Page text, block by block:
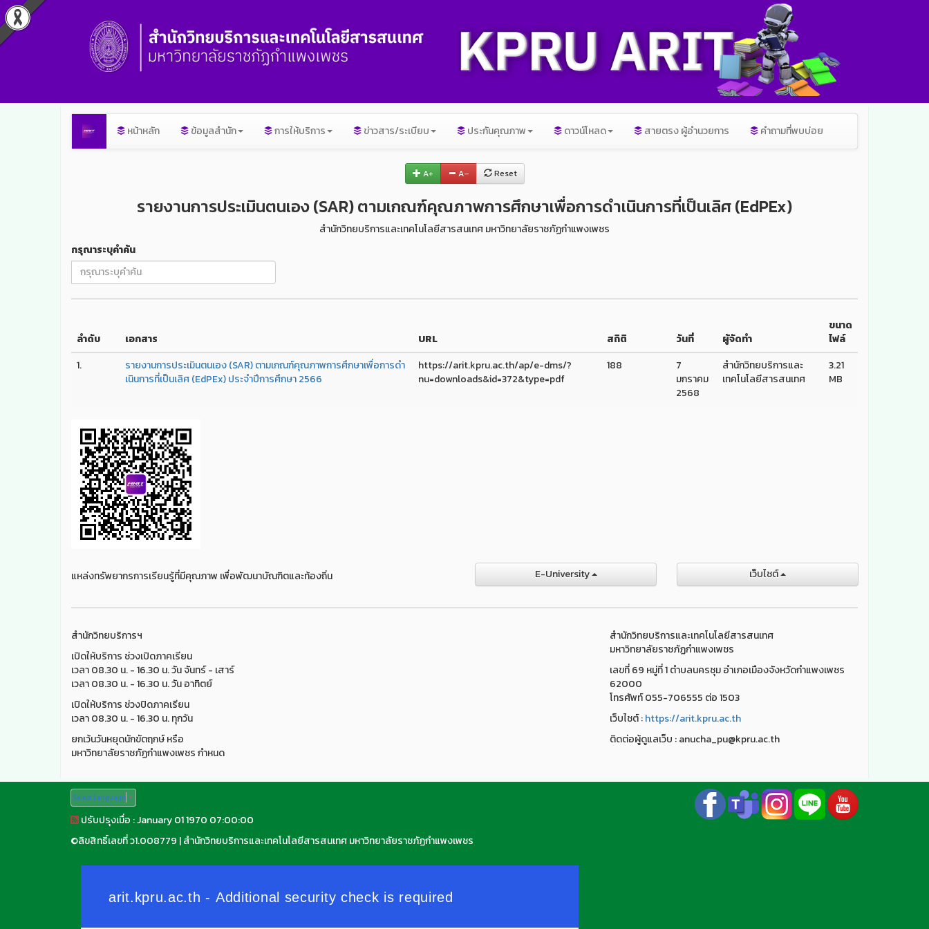
หน้าหลัก ข้อมูลสำนัก การให้บริการ ข่าวสาร/ระเบียบ ประกันคุณภาพ ดาวน์โหลด สายตรง ผู้อำนวยการ คำถามที่พบบ่อย
A+ A– Reset
รายงานการประเมินตนเอง (SAR) ตามเกณฑ์คุณภาพการศึกษาเพื่อการดําเนินการที่เป็นเลิศ (EdPEx)
สำนักวิทยบริการและเทคโนโลยีสารสนเทศ มหาวิทยาลัยราชภัฏกำแพงเพชร
กรุณาระบุคำค้น
ลำดับ เอกสาร URL สถิติ วันที่ ผู้จัดทำ
ขนาด
ไฟล์
1.
รายงานการประเมินตนเอง (SAR) ตามเกณฑ์คุณภาพการศึกษาเพื่อการดํา
เนินการที่เป็นเลิศ (EdPEx) ประจำปีการศึกษา 2566
https://arit.kpru.ac.th/ap/e-dms/?
nu=downloads&id=372&type=pdf
188
7
มกราคม
2568
สำนักวิทยบริการและ
เทคโนโลยีสารสนเทศ
3.21
MB
แหล่งทรัพยากรการเรียนรู้ที่มีคุณภาพ เพื่อพัฒนาบัณฑิตและท้องถิ่น E-University เว็บไชต์
สำนักวิทยบริการฯ
เปิดให้บริการ ช่วงเปิดภาคเรียน
เวลา 08.30 น. - 16.30 น. วัน จันทร์ - เสาร์
เวลา 08.30 น. - 16.30 น. วัน อาทิตย์
เปิดให้บริการ ช่วงปิดภาคเรียน
เวลา 08.30 น. - 16.30 น. ทุกวัน
ยกเว้นวันหยุดนักขัตฤกษ์ หรือ
มหาวิทยาลัยราชภัฏกำแพงเพชร กำหนด
สำนักวิทยบริการและเทคโนโลยีสารสนเทศ
มหาวิทยาลัยราชภัฏกำแพงเพชร
เลขที่ 69 หมู่ที่ 1 ตำบลนครชุม อำเภอเมืองจังหวัดกำแพงเพชร
62000
โทรศัพท์ 055-706555 ต่อ 1503
เว็บไชต์ :https://arit.kpru.ac.th
ติดต่อผู้ดูแลเว็บ : anucha_pu@kpru.ac.th
Select Language ▼
ปรับปรุงเมื่อ : January 01 1970 07:00:00
©ลิขสิทธิ์เลขที่ ว1.008779 |สำนักวิทยบริการและเทคโนโลยีสารสนเทศ มหาวิทยาลัยราชภัฏกำแพงเพชร